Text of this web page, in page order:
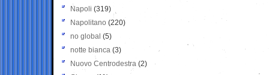
Napoli (319)
Napolitano (220)
no global (5)
notte bianca (3)
Nuovo Centrodestra (2)